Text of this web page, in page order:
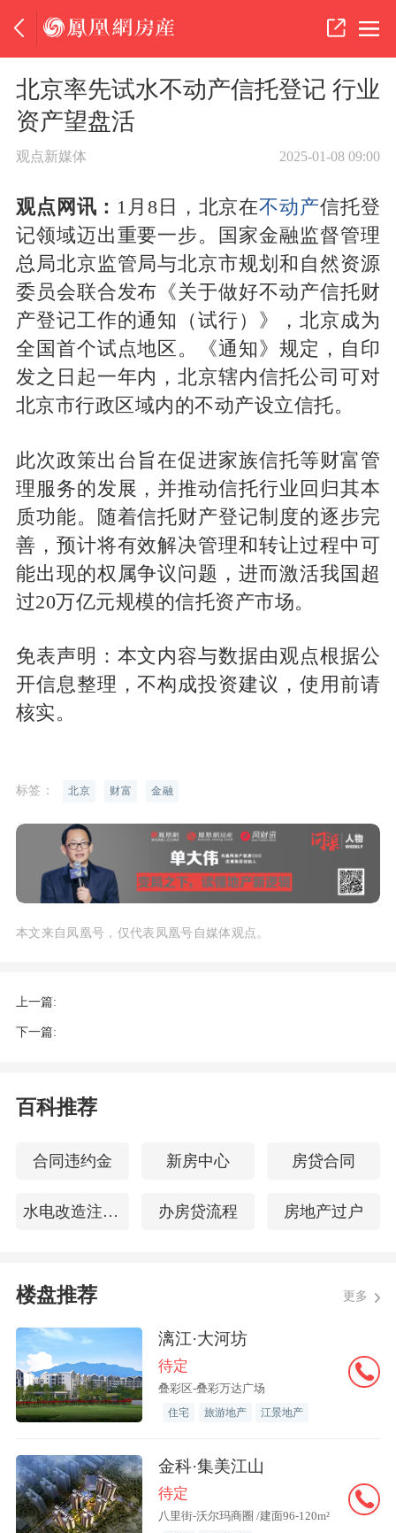
北京率先试水不动产信托登记 行业
资产望盘活
观点新媒体 2025-01-08 09:00
观点网讯： 1月8日，北京在不动产信托登
记领域迈出重要一步。国家金融监督管理
总局北京监管局与北京市规划和自然资源
委员会联合发布《关于做好不动产信托财
产登记工作的通知（试行）》，北京成为
全国首个试点地区。《通知》规定，自印
发之日起一年内，北京辖内信托公司可对
北京市行政区域内的不动产设立信托。
此次政策出台旨在促进家族信托等财富管
理服务的发展，并推动信托行业回归其本
质功能。随着信托财产登记制度的逐步完
善，预计将有效解决管理和转让过程中可
能出现的权属争议问题，进而激活我国超
过20万亿元规模的信托资产市场。
免表声明：本文内容与数据由观点根据公
开信息整理，不构成投资建议，使用前请
核实。
标签： 北京 财富 金融
本文来自凤凰号，仅代表凤凰号自媒体观点。
上一篇:
下一篇:
百科推荐
合同违约金 新房中心 房贷合同
水电改造注意事项 办房贷流程 房地产过户
楼盘推荐 更多
漓江·大河坊
待定
叠彩区-叠彩万达广场
住宅 旅游地产 江景地产
金科·集美江山
待定
八里街-沃尔玛商圈 /建面96-120m²